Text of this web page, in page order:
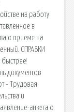
на работу
в
о приеме на
СПРАВКИ
быстрее!
документов
- Трудовая
и
анкета о